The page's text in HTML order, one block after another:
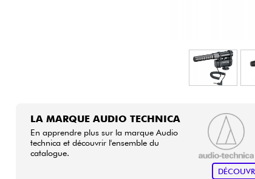
LA MARQUE AUDIO TECHNICA
En apprendre plus sur la marque Audio
technica et découvrir l'ensemble du
catalogue.